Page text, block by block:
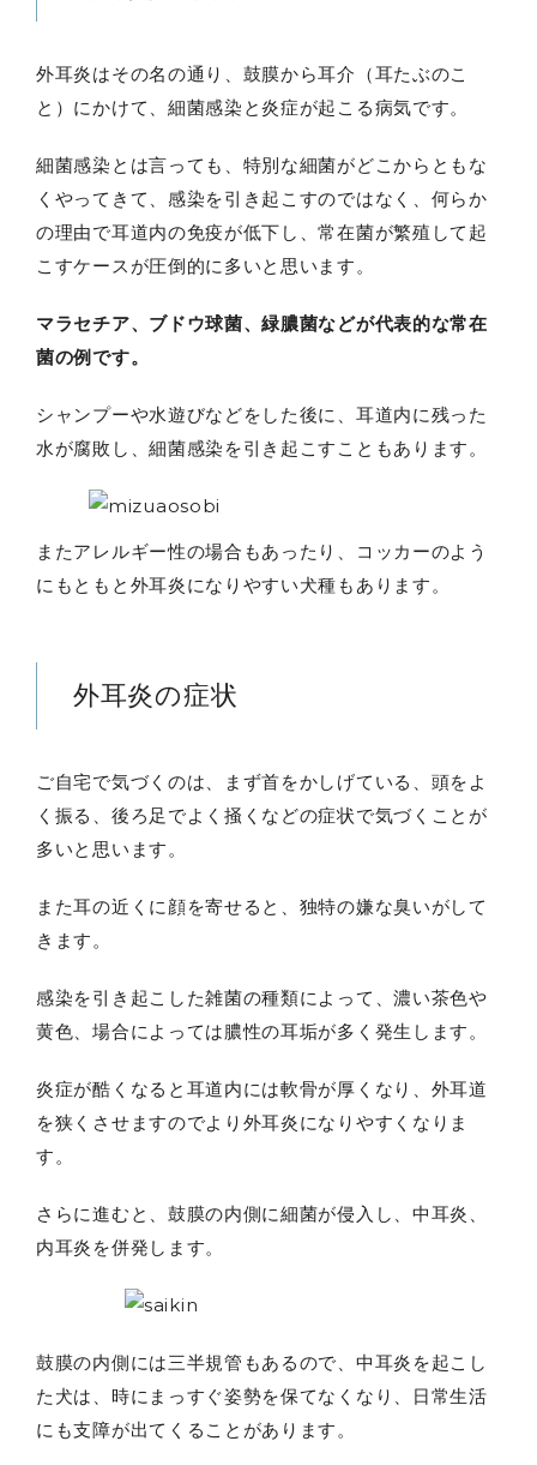
外耳炎はその名の通り、鼓膜から耳介（耳たぶのこ
と）にかけて、細菌感染と炎症が起こる病気です。
細菌感染とは言っても、特別な細菌がどこからともな
くやってきて、感染を引き起こすのではなく、何らか
の理由で耳道内の免疫が低下し、常在菌が繁殖して起
こすケースが圧倒的に多いと思います。
マラセチア、ブドウ球菌、緑膿菌などが代表的な常在
菌の例です。
シャンプーや水遊びなどをした後に、耳道内に残った
水が腐敗し、細菌感染を引き起こすこともあります。
またアレルギー性の場合もあったり、コッカーのよう
にもともと外耳炎になりやすい犬種もあります。
外耳炎の症状
ご自宅で気づくのは、まず首をかしげている、頭をよ
く振る、後ろ足でよく掻くなどの症状で気づくことが
多いと思います。
また耳の近くに顔を寄せると、独特の嫌な臭いがして
きます。
感染を引き起こした雑菌の種類によって、濃い茶色や
黄色、場合によっては膿性の耳垢が多く発生します。
炎症が酷くなると耳道内には軟骨が厚くなり、外耳道
を狭くさせますのでより外耳炎になりやすくなりま
す。
さらに進むと、鼓膜の内側に細菌が侵入し、中耳炎、
内耳炎を併発します。
鼓膜の内側には三半規管もあるので、中耳炎を起こし
た犬は、時にまっすぐ姿勢を保てなくなり、日常生活
にも支障が出てくることがあります。